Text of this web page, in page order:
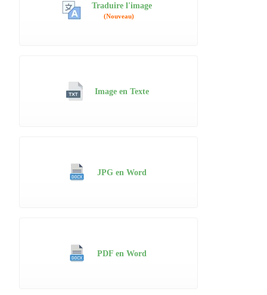
Traduire l'image
(Nouveau)
Image en Texte
JPG en Word
PDF en Word